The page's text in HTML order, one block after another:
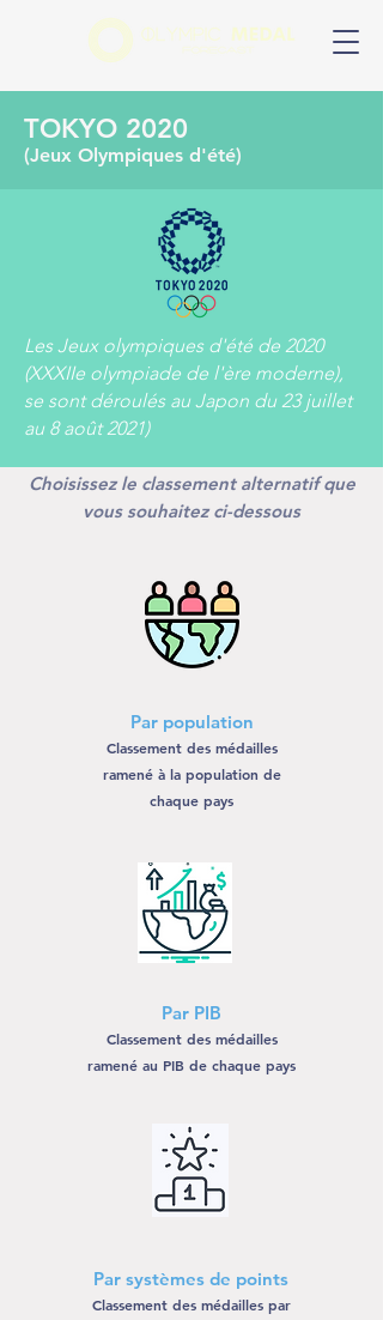
TOKYO 2020
(Jeux Olympiques d'été)
Les Jeux olympiques d'été de 2020
(XXXIIe olympiade de l'ère moderne),
se sont déroulés au Japon du 23 juillet
au 8 août 2021)
Choisissez le classement alternatif que
vous souhaitez ci-dessous
Par population
Classement des médailles
ramené à la population de
chaque pays
Par PIB
Classement des médailles
ramené au PIB de chaque pays
Par systèmes de points
Classement des médailles par